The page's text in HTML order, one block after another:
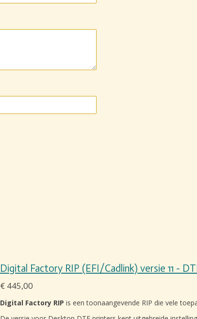
Digital Factory RIP (EFI/Cadlink) versie 11 -
€ 445,00
Digital Factory RIP is een toonaangevende RIP die vele